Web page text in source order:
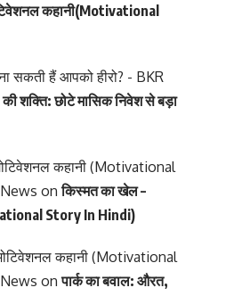
कहानी(Motivational
सकती हैं आपको हीरो? - BKR
शक्ति: छोटे मासिक निवेश से बड़ा
कहानी (Motivational
onकिस्मत का खेल –
Story In Hindi)
कहानी (Motivational
onपार्क का बवाल: औरत,